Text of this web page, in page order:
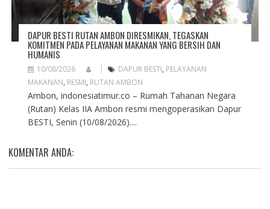
DAPUR BESTI RUTAN AMBON DIRESMIKAN, TEGASKAN
KOMITMEN PADA PELAYANAN MAKANAN YANG BERSIH DAN
HUMANIS
10/08/2026 DAPUR BESTI, PELAYANAN
MAKANAN, RESMI, RUTAN AMBON
Ambon, indonesiatimur.co – Rumah Tahanan Negara
(Rutan) Kelas IIA Ambon resmi mengoperasikan Dapur
BESTI, Senin (10/08/2026)....
KOMENTAR ANDA: